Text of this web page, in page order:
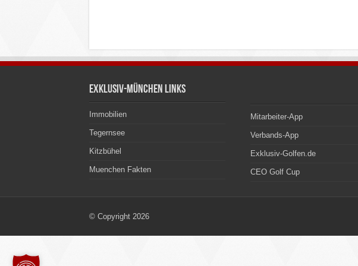
Exklusiv-München Links
Immobilien
Tegernsee
Kitzbühel
Muenchen Fakten
Mitarbeiter-App
Verbands-App
Exklusiv-Golfen.de
CEO Golf Cup
© Copyright 2026